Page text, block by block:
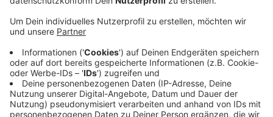
Vertretern gleicher Ethnien. Sie sprechen aber mit
Wählerspektren an.
Wahlberechtigte wurden bereits mit ihrer
Wahlbenachrichtigung darüber informiert, wie und wo
sie am 13. September den Integrationsrat wählen